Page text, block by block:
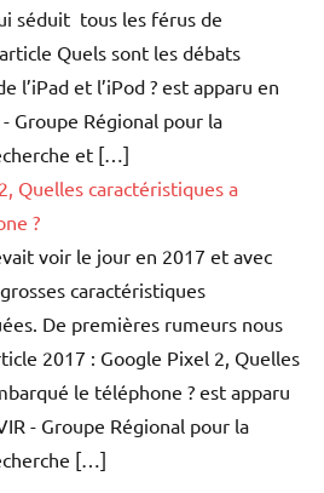
séduit tous les férus de
Quels sont les débats
l’iPad et l’iPod ? est apparu en
Groupe Régional pour la
et […]
Quelles caractéristiques a
?
voir le jour en 2017 et avec
caractéristiques
De premières rumeurs nous
2017 : Google Pixel 2, Quelles
le téléphone ? est apparu
- Groupe Régional pour la
[…]